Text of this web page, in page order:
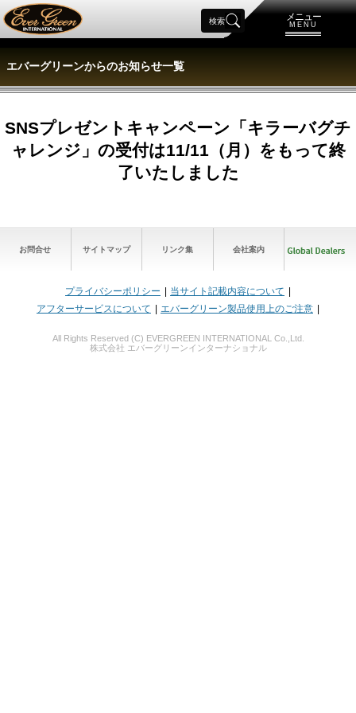
メニュー
MENU
検索
エバーグリーンからのお知らせ一覧
SNSプレゼントキャンペーン「キラーバグチ
ャレンジ」の受付は11/11（月）をもって終
了いたしました
お問合せ サイトマップ リンク集 会社案内
プライバシーポリシー
当サイト記載内容について
アフターサービスについて
エバーグリーン製品使用上のご注意
All Rights Reserved (C) EVERGREEN INTERNATIONAL Co.,Ltd.
株式会社 エバーグリーンインターナショナル